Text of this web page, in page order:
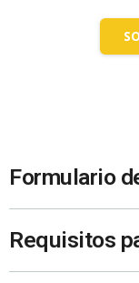
Formulario
Requisitos